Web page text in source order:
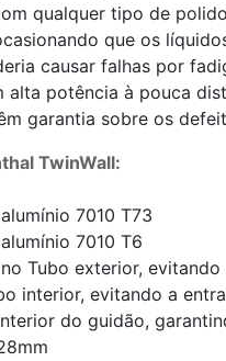
qualquer tipo de
que os
causar falhas por
alta potência à pouca
garantia sobre os
TwinWall:
7010 T73
7010 T6
Tubo exterior,
interior, evitando a
do guidão,